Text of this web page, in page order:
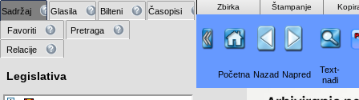
Sadržaj Glasila Bilteni
Časopisi
Favoriti
Pretraga
Relacije
Legislativa
Zbirka Štampanje
Početna Nazad Napred
Text-
nađi